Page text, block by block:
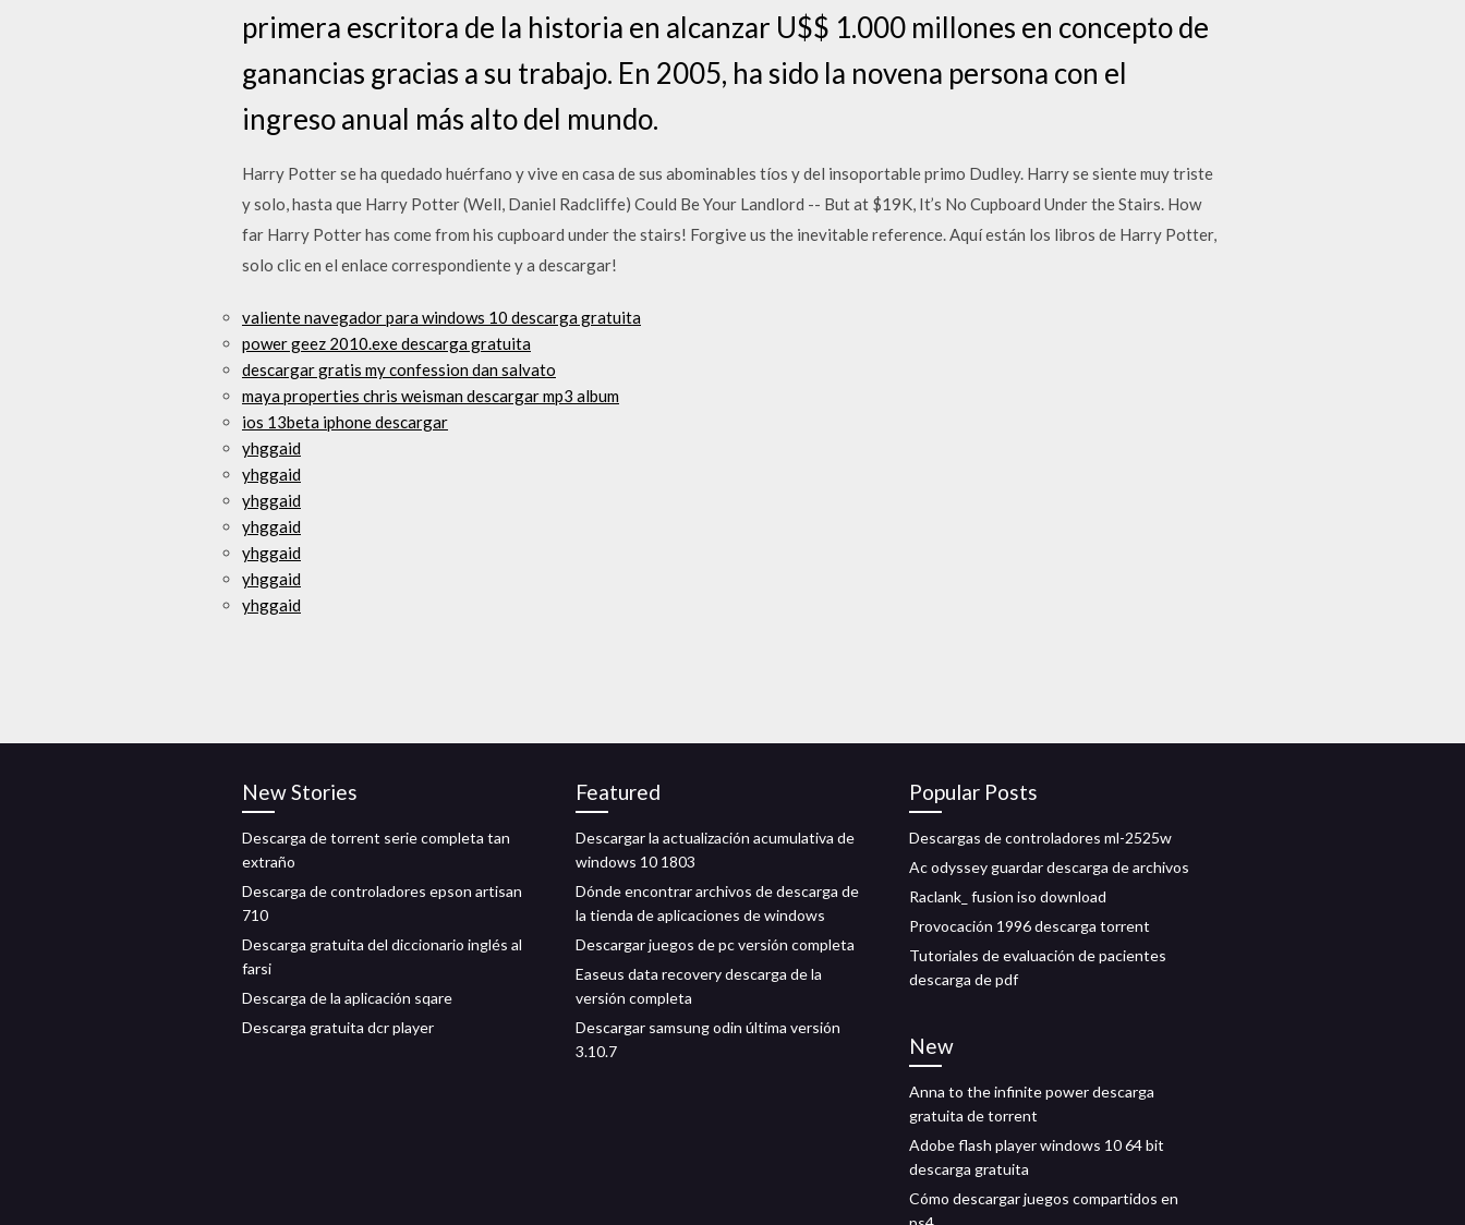
primera escritora de la historia en alcanzar U$$ 1.000 millones en concepto de
ganancias gracias a su trabajo. En 2005, ha sido la novena persona con el
ingreso anual más alto del mundo.
Harry Potter se ha quedado huérfano y vive en casa de sus abominables tíos y del insoportable primo Dudley. Harry se siente muy triste
y solo, hasta que Harry Potter (Well, Daniel Radcliffe) Could Be Your Landlord -- But at $19K, It’s No Cupboard Under the Stairs. How
far Harry Potter has come from his cupboard under the stairs! Forgive us the inevitable reference. Aquí están los libros de Harry Potter,
solo clic en el enlace correspondiente y a descargar!
valiente navegador para windows 10 descarga gratuita
power geez 2010.exe descarga gratuita
descargar gratis my confession dan salvato
maya properties chris weisman descargar mp3 album
ios 13beta iphone descargar
yhggaid
yhggaid
yhggaid
yhggaid
yhggaid
yhggaid
yhggaid
New Stories
Descarga de torrent serie completa tan
extraño
Descarga de controladores epson artisan
710
Descarga gratuita del diccionario inglés al
farsi
Descarga de la aplicación sqare
Descarga gratuita dcr player
Featured
Descargar la actualización acumulativa de
windows 10 1803
Dónde encontrar archivos de descarga de
la tienda de aplicaciones de windows
Descargar juegos de pc versión completa
Easeus data recovery descarga de la
versión completa
Descargar samsung odin última versión
3.10.7
Popular Posts
Descargas de controladores ml-2525w
Ac odyssey guardar descarga de archivos
Raclank_ fusion iso download
Provocación 1996 descarga torrent
Tutoriales de evaluación de pacientes
descarga de pdf
New
Anna to the infinite power descarga
gratuita de torrent
Adobe flash player windows 10 64 bit
descarga gratuita
Cómo descargar juegos compartidos en